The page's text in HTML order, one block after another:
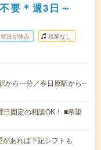
要＊週3日～
祝日が休み 残業なし
から---分／春日原駅から--
固定の相談OK！ ■希望
あれば下記シフトも